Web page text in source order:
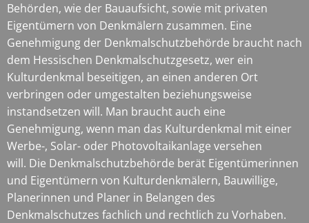
Behörden, wie der Bauaufsicht, sowie mit privaten
Eigentümern von Denkmälern zusammen. Eine
Genehmigung der Denkmalschutzbehörde braucht nach
dem Hessischen Denkmalschutzgesetz, wer ein
Kulturdenkmal beseitigen, an einen anderen Ort
verbringen oder umgestalten beziehungsweise
instandsetzen will. Man braucht auch eine
Genehmigung, wenn man das Kulturdenkmal mit einer
Werbe-, Solar- oder Photovoltaikanlage versehen
will. Die Denkmalschutzbehörde berät Eigentümerinnen
und Eigentümern von Kulturdenkmälern, Bauwillige,
Planerinnen und Planer in Belangen des
Denkmalschutzes fachlich und rechtlich zu Vorhaben.